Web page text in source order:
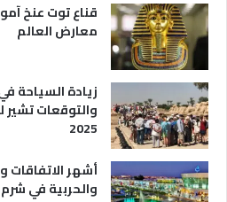
قناع توت عنخ
معارض العالم
2025
أشهر
والحربية في